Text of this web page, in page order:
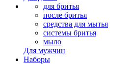
для бритья
после бритья
средства для мытья
системы бритья
мыло
Для мужчин
Наборы